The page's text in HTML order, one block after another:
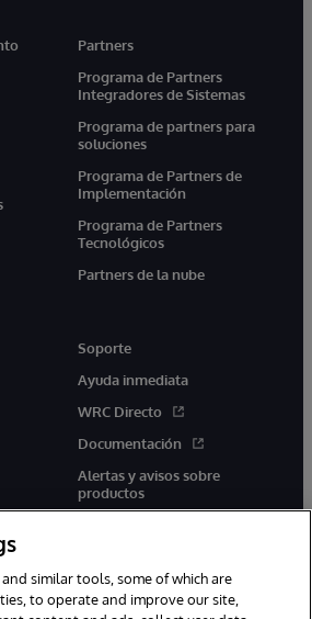
Partners
Programa de Partners
Integradores de Sistemas
Programa de partners para
soluciones
Programa de Partners de
Implementación
Programa de Partners
Tecnológicos
Partners de la nube
Soporte
Ayuda inmediata
WRC Directo
Documentación
Alertas y avisos sobre
productos
facebooklinkedin
and similar tools, some of which are
to operate and improve our site,